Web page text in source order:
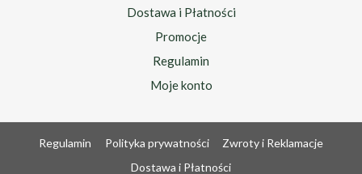
Dostawa i Płatności
Promocje
Regulamin
Moje konto
Regulamin Polityka prywatności
Zwroty i Reklamacje
Dostawa i Płatności